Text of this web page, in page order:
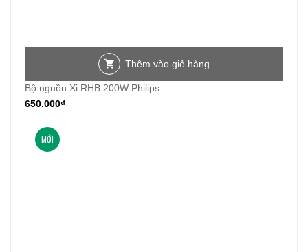
Thêm vào giỏ hàng
Bộ nguồn Xi RHB 200W Philips
650.000₫
MỚI